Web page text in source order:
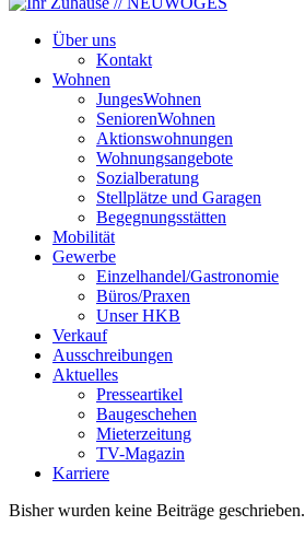
Über uns
Kontakt
Wohnen
JungesWohnen
SeniorenWohnen
Aktionswohnungen
Wohnungsangebote
Sozialberatung
Stellplätze und Garagen
Begegnungsstätten
Mobilität
Gewerbe
Einzelhandel/Gastronomie
Büros/Praxen
Unser HKB
Verkauf
Ausschreibungen
Aktuelles
Presseartikel
Baugeschehen
Mieterzeitung
TV-Magazin
Karriere
Bisher wurden keine Beiträge geschrieben.